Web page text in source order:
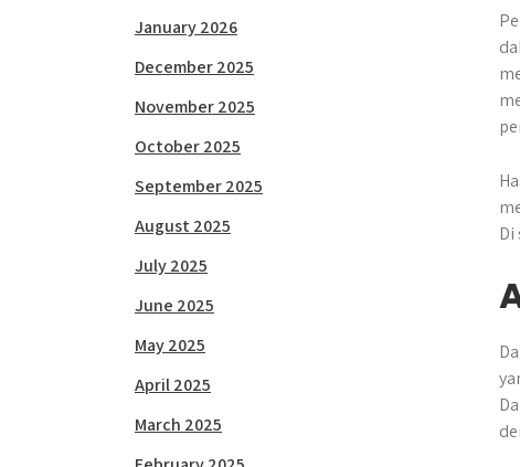
Di
January 2026
December 2025
November 2025
October 2025
September 2025
August 2025
July 2025
June 2025
May 2025
April 2025
March 2025